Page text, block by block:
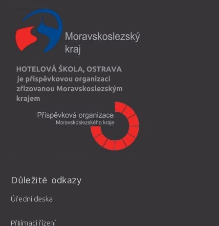
Důležité odkazy
Úřední deska
Přijímací řízení